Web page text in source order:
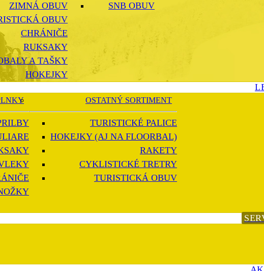
ZIMNÁ OBUV
OBUV
CHRÁNIČE
RUKSAKY
A TAŠKY
HOKEJKY
SNB OBUV
OSTATNÝ SORTIMENT
TURISTICKÉ PALICE
HOKEJKY (AJ NA FLOORBAL)
RAKETY
CYKLISTICKÉ TRETRY
TURISTICKÁ OBUV